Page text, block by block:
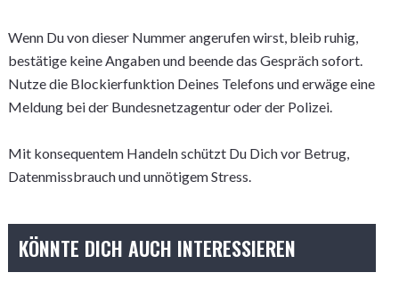
Wenn Du von dieser Nummer angerufen wirst, bleib ruhig,
bestätige keine Angaben und beende das Gespräch sofort.
Nutze die Blockierfunktion Deines Telefons und erwäge eine
Meldung bei der Bundesnetzagentur oder der Polizei.
Mit konsequentem Handeln schützt Du Dich vor Betrug,
Datenmissbrauch und unnötigem Stress.
KÖNNTE DICH AUCH INTERESSIEREN